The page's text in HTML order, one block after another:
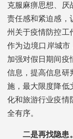
克服麻痹思想、厌
责任感和紧迫感，
州关于疫情防控工
作为边境口岸城市
加强对假日期间疫
信息，提高信息研
施，最大限度降低
化和旅游行业疫情
全有序。
二是再找隐患。